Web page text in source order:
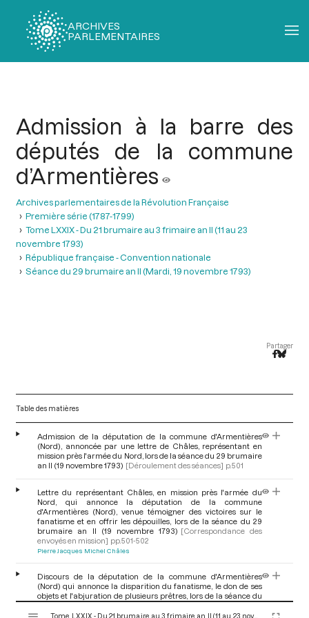
ARCHIVES
PARLEMENTAIRES
Admission à la barre des
députés de la commune
d’Armentières
Archives parlementaires de la Révolution Française
Première série (1787-1799)
Tome LXXIX - Du 21 brumaire au 3 frimaire an II (11 au 23
novembre 1793)
République française - Convention nationale
Séance du 29 brumaire an II (Mardi, 19 novembre 1793)
Partager
Table des matières
Admission de la députation de la commune d'Armentières
(Nord), annoncée par une lettre de Châles, représentant en
mission près l'armée du Nord, lors de la séance du 29 brumaire
an II (19 novembre 1793) [Déroulement des séances] p.501
Lettre du représentant Châles, en mission près l'armée du
Nord, qui annonce la députation de la commune
d'Armentières (Nord), venue témoigner des victoires sur le
fanatisme et en offrir les dépouilles, lors de la séance du 29
brumaire an II (19 novembre 1793) [Correspondance des
envoyés en mission] pp.501-502
Pierre Jacques Michel Châles
Discours de la députation de la commune d'Armentières
(Nord) qui annonce la disparition du fanatisme, le don de ses
objets et l'abjuration de plusieurs prêtres, lors de la séance du
29 brumaire an II (19 novembre 1793) [Discours des
députations ou de citoyens] p.502 Tome LXXIX - Du 21 brumaire au 3 frimaire an II (11 au 23 novembre 1793)